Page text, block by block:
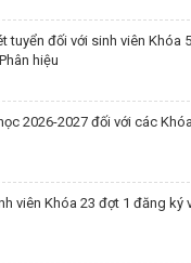
tuyển đối với sinh viên Khóa
hiệu
2026-2027 đối với các
viên Khóa 23 đợt 1 đăng ký